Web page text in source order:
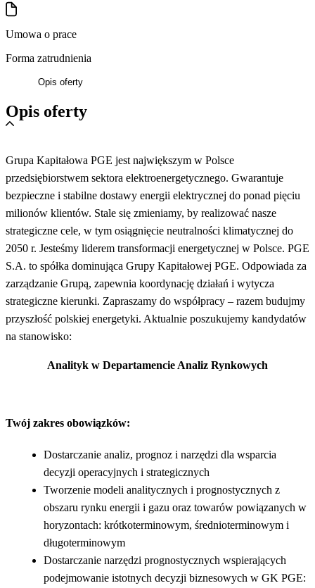
Umowa o prace
Forma zatrudnienia
Opis oferty
Opis oferty
Grupa Kapitałowa PGE jest największym w Polsce
przedsiębiorstwem sektora elektroenergetycznego. Gwarantuje
bezpieczne i stabilne dostawy energii elektrycznej do ponad pięciu
milionów klientów. Stale się zmieniamy, by realizować nasze
strategiczne cele, w tym osiągnięcie neutralności klimatycznej do
2050 r. Jesteśmy liderem transformacji energetycznej w Polsce. PGE
S.A. to spółka dominująca Grupy Kapitałowej PGE. Odpowiada za
zarządzanie Grupą, zapewnia koordynację działań i wytycza
strategiczne kierunki. Zapraszamy do współpracy – razem budujmy
przyszłość polskiej energetyki. Aktualnie poszukujemy kandydatów
na stanowisko:
Analityk w Departamencie Analiz Rynkowych
Twój zakres obowiązków:
Dostarczanie analiz, prognoz i narzędzi dla wsparcia
decyzji operacyjnych i strategicznych
Tworzenie modeli analitycznych i prognostycznych z
obszaru rynku energii i gazu oraz towarów powiązanych w
horyzontach: krótkoterminowym, średnioterminowym i
długoterminowym
Dostarczanie narzędzi prognostycznych wspierających
podejmowanie istotnych decyzji biznesowych w GK PGE: